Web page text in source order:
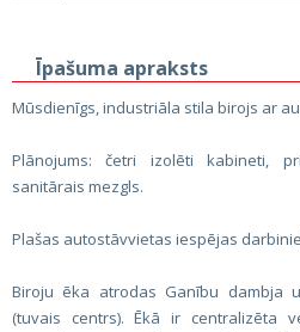
Īpašuma apraksts
Mūsdienīgs, industriāla stila birojs ar
Plānojums: četri izolēti kabineti,
sanitārais mezgls.
Plašas autostāvvietas iespējas
Biroju ēka atrodas Ganību dambja
(tuvais centrs). Ēkā ir centralizēta